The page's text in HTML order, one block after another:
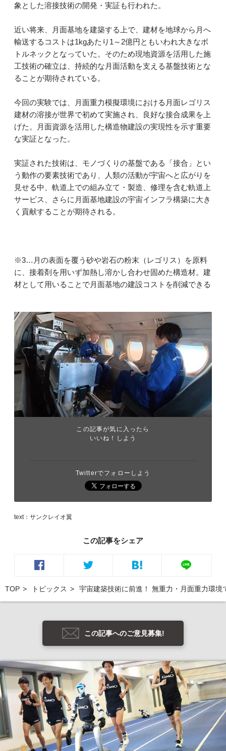
象とした溶接技術の開発・実証も行われた。
近い将来、月面基地を建築する上で、建材を地球から月へ
輸送するコストは1kgあたり1～2億円ともいわれ大きなボ
トルネックとなっていた。そのため現地資源を活用した施
工技術の確立は、持続的な月面活動を支える基盤技術とな
ることが期待されている。
今回の実験では、月面重力模擬環境における月面レゴリス
建材の溶接が世界で初めて実施され、良好な接合成果を上
げた。月面資源を活用した構造物建設の実現性を示す重要
な実証となった。
実証された技術は、モノづくりの基盤である「接合」とい
う動作の要素技術であり、人類の活動が宇宙へと広がりを
見せる中、軌道上での組み立て・製造、修理を含む軌道上
サービス、さらに月面基地建設の宇宙インフラ構築に大き
く貢献することが期待される。
※3…月の表面を覆う砂や岩石の粉末（レゴリス）を原料
に、接着剤を用いず加熱し溶かし合わせ固めた構造材。建
材として用いることで月面基地の建設コストを削減できる
この記事が気に入ったら
いいね！しよう
Twitterでフォローしよう
text：サンクレイオ翼
この記事をシェア
TOP トピックス 宇宙建築技術に前進！ 無重力・月面重力環境
この記事へのご意見募集!